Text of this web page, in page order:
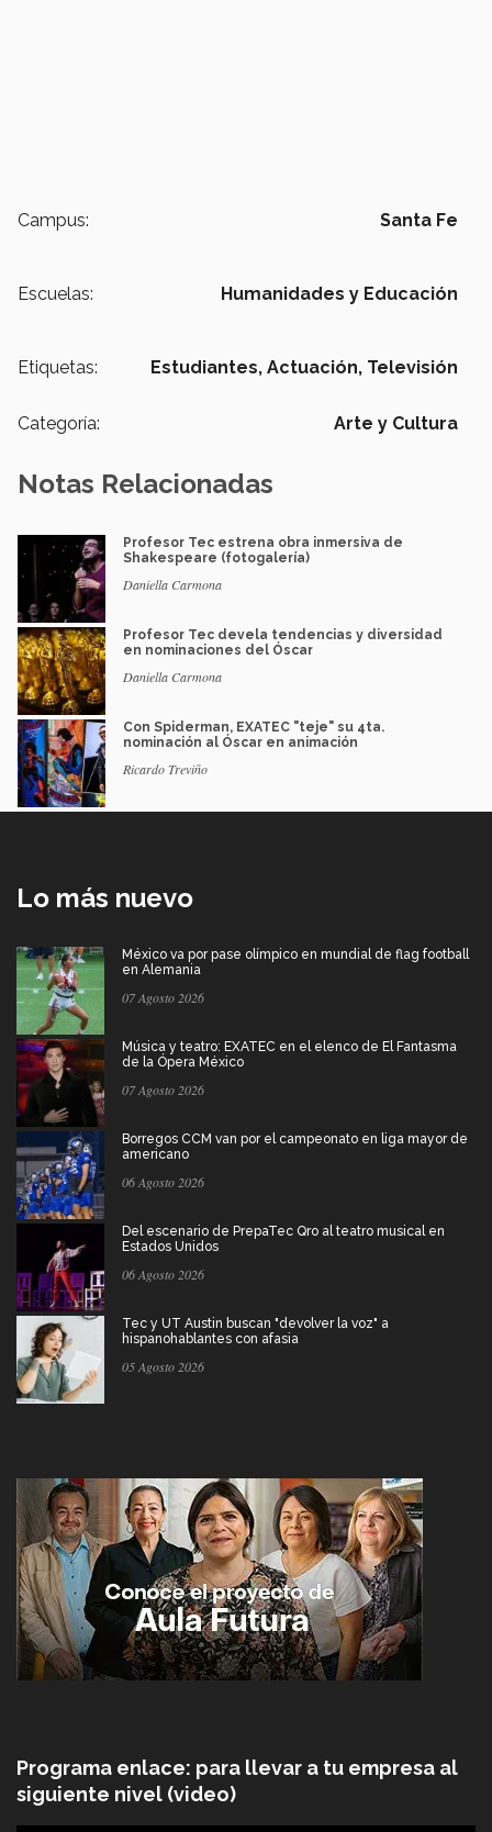
Campus: Santa Fe
Escuelas: Humanidades y Educación
Etiquetas: Estudiantes, Actuación, Televisión
Categoría: Arte y Cultura
Notas Relacionadas
Profesor Tec estrena obra inmersiva de
Shakespeare (fotogalería)
Daniella Carmona
Profesor Tec devela tendencias y diversidad
en nominaciones del Óscar
Daniella Carmona
Con Spiderman, EXATEC "teje" su 4ta.
nominación al Óscar en animación
Ricardo Treviño
Lo más nuevo
México va por pase olímpico en mundial de flag football
en Alemania
07 Agosto 2026
Música y teatro: EXATEC en el elenco de El Fantasma
de la Ópera México
07 Agosto 2026
Borregos CCM van por el campeonato en liga mayor de
americano
06 Agosto 2026
Del escenario de PrepaTec Qro al teatro musical en
Estados Unidos
06 Agosto 2026
Tec y UT Austin buscan "devolver la voz" a
hispanohablantes con afasia
05 Agosto 2026
Programa enlace: para llevar a tu empresa al
siguiente nivel (video)